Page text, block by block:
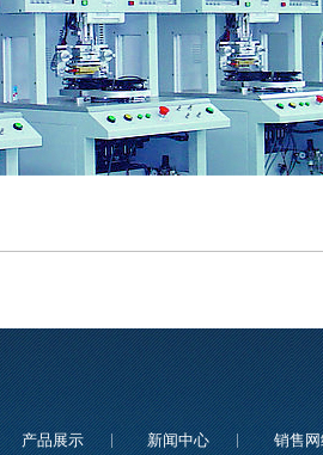
产品展示 新闻中心 销售网